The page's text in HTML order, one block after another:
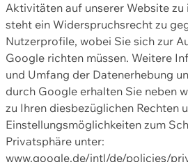
Aktivitäten auf unserer Website zu
steht ein Widerspruchsrecht zu
Nutzerprofile, wobei Sie sich zur
Google richten müssen. Weitere
und Umfang der Datenerhebung
durch Google erhalten Sie neben
zu Ihren diesbezüglichen Rechten
Einstellungsmöglichkeiten zum
Privatsphäre unter:
www.google.de/intl/de/policies/